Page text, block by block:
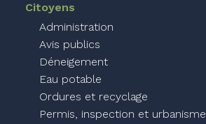
Citoyens
Administration
Avis publics
Déneigement
Eau potable
Ordures et recyclage
Permis, inspection et urbanisme